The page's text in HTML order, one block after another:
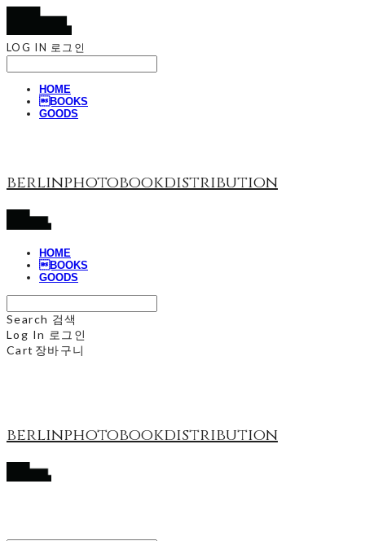
LOG IN 로그인
HOME
BOOKS
GOODS
berlinphotobookdistribution
HOME
BOOKS
GOODS
Search 검색
Log In 로그인
Cart 장바구니
berlinphotobookdistribution